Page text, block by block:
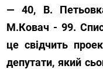
— 40, В.
М.Ковач - 99.
це свідчить
депутати, який